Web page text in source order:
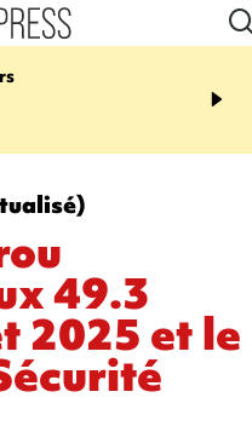
09:53
CATASTROPHIQUE
sécheresse, incendies -
49.3
2025 et le